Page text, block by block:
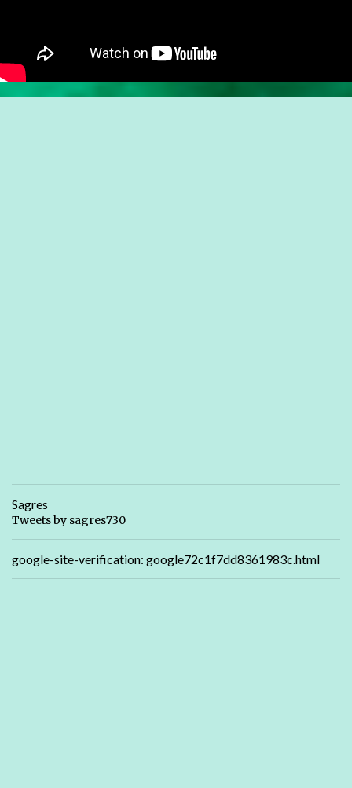
Sagres
Tweets by sagres730
google-site-verification: google72c1f7dd8361983c.html